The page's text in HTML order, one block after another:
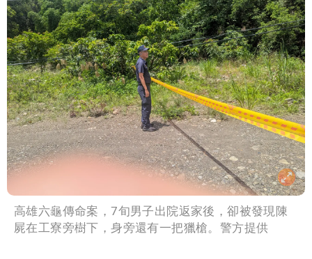
高雄六龜傳命案，7旬男子出院返家後，卻被發現陳
屍在工寮旁樹下，身旁還有一把獵槍。警方提供